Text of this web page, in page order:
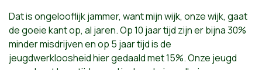
Dat is ongelooflijk jammer, want mijn wijk, onze wijk, gaat
de goeie kant op, al jaren. Op 10 jaar tijd zijn er bijna 30%
minder misdrijven en op 5 jaar tijd is de
jeugdwerkloosheid hier gedaald met 15%.Onze jeugd